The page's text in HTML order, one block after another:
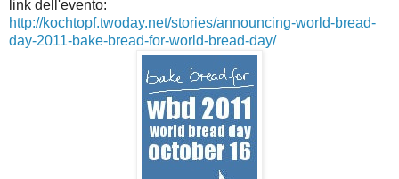
link dell'evento:
http://kochtopf.twoday.net/stories/announcing-world-bread-
day-2011-bake-bread-for-world-bread-day/